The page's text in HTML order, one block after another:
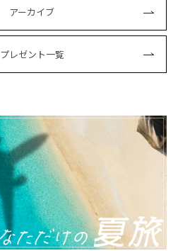
アーカイブ
プレゼント一覧